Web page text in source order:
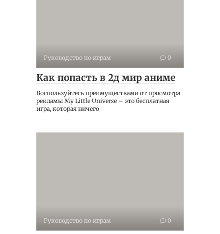
Руководство по играм 0
Как попасть в 2д мир аниме
Воспользуйтесь преимуществами от просмотра
рекламы My Little Universe – это бесплатная
игра, которая ничего
Руководство по играм 0